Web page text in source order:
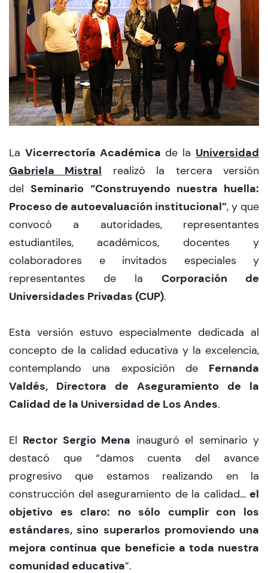
CIEO
Contacto y Horarios
modo claro
La Vicerrectoría Académica de la Universidad
Gabriela Mistral realizó la tercera versión
delSeminario “Construyendo nuestra huella:
Proceso de autoevaluación institucional”, y que
convocó a autoridades, representantes
estudiantiles, académicos, docentes y
colaboradores e invitados especiales y
representantes de la Corporación de
Universidades Privadas (CUP).
Esta versión estuvo especialmente dedicada al
concepto de la calidad educativa y la excelencia,
contemplando una exposición de Fernanda
Valdés, Directora de Aseguramiento de la
Calidad de la Universidad de Los Andes.
El Rector Sergio Mena inauguró el seminario y
destacó que “damos cuenta del avance
progresivo que estamos realizando en la
construcción del aseguramiento de la calidad… el
objetivo es claro: no sólo cumplir con los
estándares, sino superarlos promoviendo una
mejora continua que beneficie a toda nuestra
comunidad educativa”.